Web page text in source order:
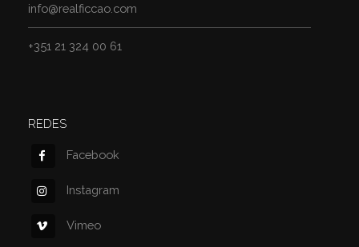
info@realficcao.com
+351 21 324 00 61
REDES
Facebook
Instagram
Vimeo